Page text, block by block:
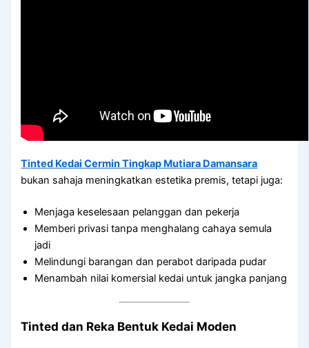
Tinted Kedai Cermin Tingkap Mutiara Damansara
bukan sahaja meningkatkan estetika premis, tetapi juga:
Menjaga keselesaan pelanggan dan pekerja
Memberi privasi tanpa menghalang cahaya semula
jadi
Melindungi barangan dan perabot daripada pudar
Menambah nilai komersial kedai untuk jangka panjang
Tinted dan Reka Bentuk Kedai Moden